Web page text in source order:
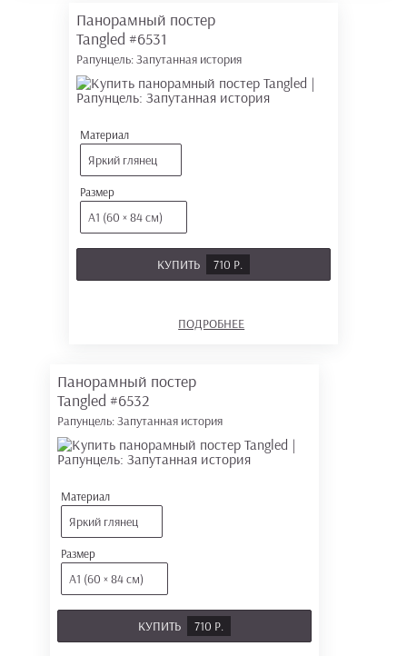
Панорамный постер
Tangled #6531
Рапунцель: Запутанная история
Материал
Яркий глянец
Размер
А1 (60 × 84 см)
КУПИТЬ 710 Р.
ПОДРОБНЕЕ
Панорамный постер
Tangled #6532
Рапунцель: Запутанная история
Материал
Яркий глянец
Размер
А1 (60 × 84 см)
КУПИТЬ 710 Р.